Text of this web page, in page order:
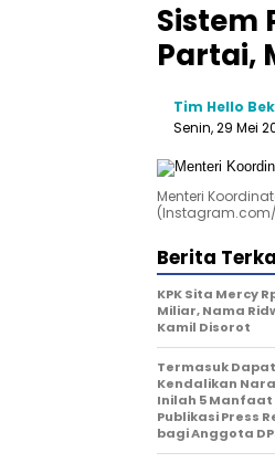
Sistem
Partai,
Tim Hello
Senin, 29 Mei
Menteri
Berita
KPK Sita Mercy
Miliar, Nama
Kamil Disorot
Termasuk Dapat
Kendalikan
Inilah 5 Manfaat
Publikasi Press
bagi Anggota